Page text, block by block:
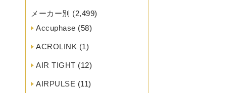
メーカー別 (2,499)
Accuphase (58)
ACROLINK (1)
AIR TIGHT (12)
AIRPULSE (11)